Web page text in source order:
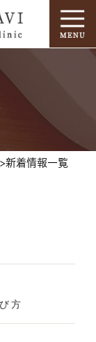
新着情報一覧
方